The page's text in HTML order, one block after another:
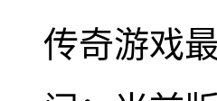
传奇游戏